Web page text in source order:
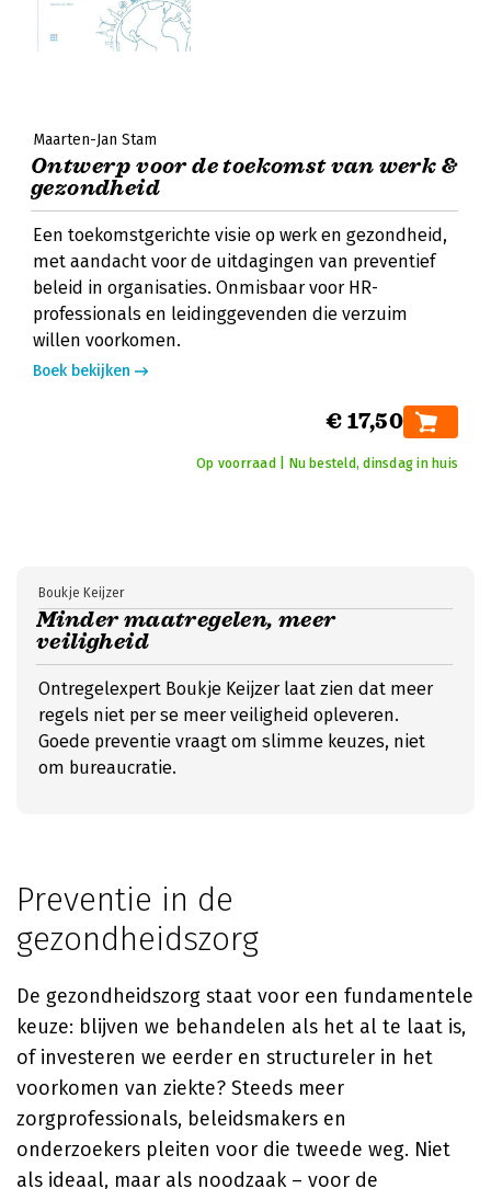
Maarten-Jan Stam
Ontwerp voor de toekomst van werk &
gezondheid
Een toekomstgerichte visie op werk en gezondheid,
met aandacht voor de uitdagingen van preventief
beleid in organisaties. Onmisbaar voor HR-
professionals en leidinggevenden die verzuim
willen voorkomen.
Boek bekijken
€ 17,50
Op voorraad | Nu besteld, dinsdag in huis
Minder maatregelen, meer
veiligheid
Boukje Keijzer
Ontregelexpert Boukje Keijzer laat zien dat meer
regels niet per se meer veiligheid opleveren.
Goede preventie vraagt om slimme keuzes, niet
om bureaucratie.
Preventie in de
gezondheidszorg
De gezondheidszorg staat voor een fundamentele
keuze: blijven we behandelen als het al te laat is,
of investeren we eerder en structureler in het
voorkomen van ziekte? Steeds meer
zorgprofessionals, beleidsmakers en
onderzoekers pleiten voor die tweede weg. Niet
als ideaal, maar als noodzaak – voor de